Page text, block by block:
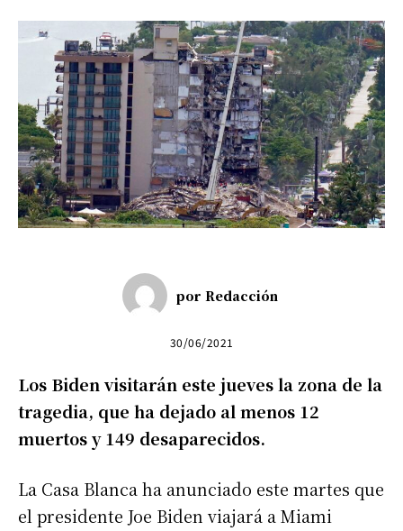
por Redacción
30/06/2021
Los Biden visitarán este jueves la zona de la
tragedia, que ha dejado al menos 12
muertos y 149 desaparecidos.
La Casa Blanca ha anunciado este martes que
el presidente Joe Biden viajará a Miami